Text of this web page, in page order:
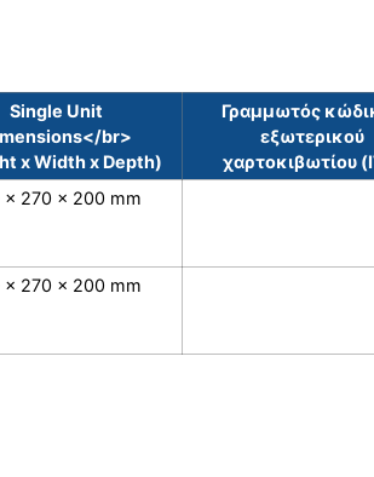
Single Unit
br>
x Width x Depth)
Γραμμωτός
εξωτερικού
χαρτοκιβωτίου
x 270 x 200 mm
x 270 x 200 mm